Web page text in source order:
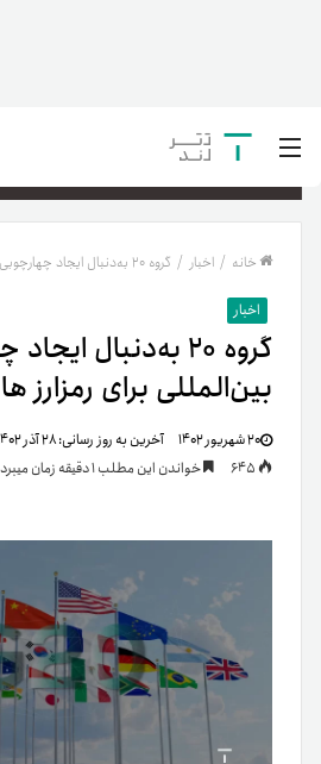
خانه / اخبار / گروه ۲۰ به‌دنبال ایجاد چهارچوبی بین‌المللی برای رمزارز ها
اخبار
گروه ۲۰ به‌دنبال
بین‌المللی برای رمزارز ها
۲۰ شهریور ۱۴۰۲ آخرین به روز رسانی:۲۸ آذر ۱۴۰۲
خواندن این مطلب 1 دقیقه زمان میبرد